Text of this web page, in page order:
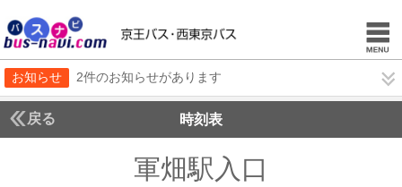
お知らせ 2件のお知らせがあります
戻る 時刻表
軍畑駅入口